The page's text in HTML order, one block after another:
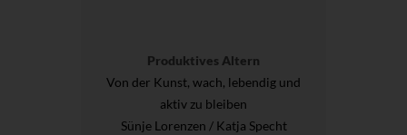
Produktives Altern
Von der Kunst, wach, lebendig und
aktiv zu bleiben
Sünje Lorenzen / Katja Specht